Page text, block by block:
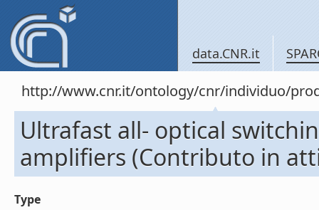
data.CNR.it
http://www.cnr.it/ontology/cnr/individuo/
Ultrafast all- optical
amplifiers (Contributo in
Type